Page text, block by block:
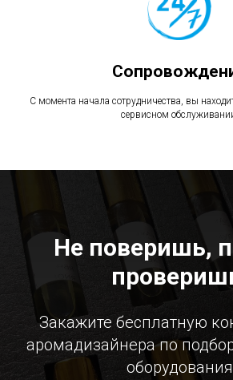
С момента начала сотрудничества, вы
сервисном
Не поверишь,
Закажите бесплатную
аромадизайнера по
оборудования